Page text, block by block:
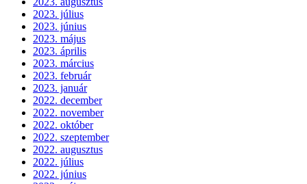
2023. július
2023. június
2023. május
2023. április
2023. március
2023. február
2023. január
2022. december
2022. november
2022. október
2022. szeptember
2022. augusztus
2022. július
2022. június